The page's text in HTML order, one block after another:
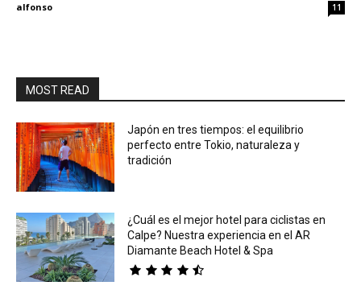
alfonso 11
MOST READ
Japón en tres tiempos: el equilibrio
perfecto entre Tokio, naturaleza y
tradición
¿Cuál es el mejor hotel para ciclistas en
Calpe? Nuestra experiencia en el AR
Diamante Beach Hotel & Spa